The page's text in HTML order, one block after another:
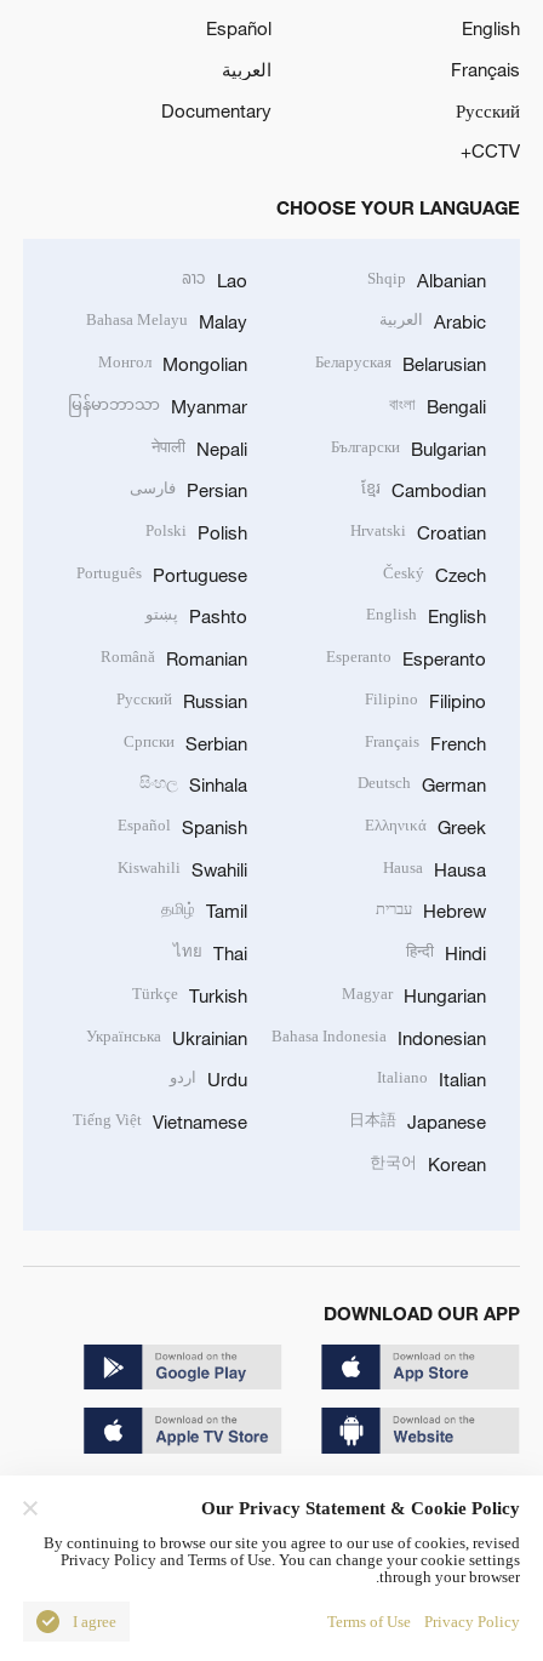
English
Español
Français
العربية
Русский
Documentary
CCTV+
CHOOSE YOUR LANGUAGE
Albanian
Shqip
Arabic العربية
Belarusian
Беларуская
Bengali
বাংলা
Bulgarian
Български
Cambodian
ខ្មែរ
Croatian
Hrvatski
Czech
Český
English
English
Esperanto
Esperanto
Filipino
Filipino
French
Français
German
Deutsch
Greek
Ελληνικά
Hausa
Hausa
Hebrew עברית
Hindi
हिन्दी
Hungarian
Magyar
Indonesian
Bahasa Indonesia
Italian
Italiano
Japanese
日本語
Korean
한국어
Lao
ລາວ
Malay
Bahasa Melayu
Mongolian
Монгол
Myanmar
မြန်မာဘာသာ
Nepali
नेपाली
Persian فارسی
Polish
Polski
Portuguese
Português
Pashto پښتو
Romanian
Română
Russian
Русский
Serbian
Српски
Sinhala
සිංහල
Spanish
Español
Swahili
Kiswahili
Tamil
தமிழ்
Thai
ไทย
Turkish
Türkçe
Ukrainian
Українська
Urdu اردو
Vietnamese
Tiếng Việt
DOWNLOAD OUR APP
京公网安备 11010502050052号
Disinformation report hotline: 010-85061466
Our Privacy Statement & Cookie Policy
By continuing to browse our site you agree to our use of cookies, revised
Privacy Policy and Terms of Use. You can change your cookie settings
through your browser.
Privacy Policy
Terms of Use
I agree